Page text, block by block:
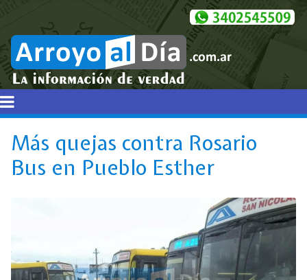
Más quejas contra Rosario
Bus en Pueblo Esther